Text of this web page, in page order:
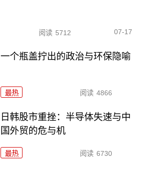
阅读 5712 07-17
一个瓶盖拧出的政治与环保隐喻
最热 阅读 4866
日韩股市重挫：半导体失速与中
国外贸的危与机
最热 阅读 6730